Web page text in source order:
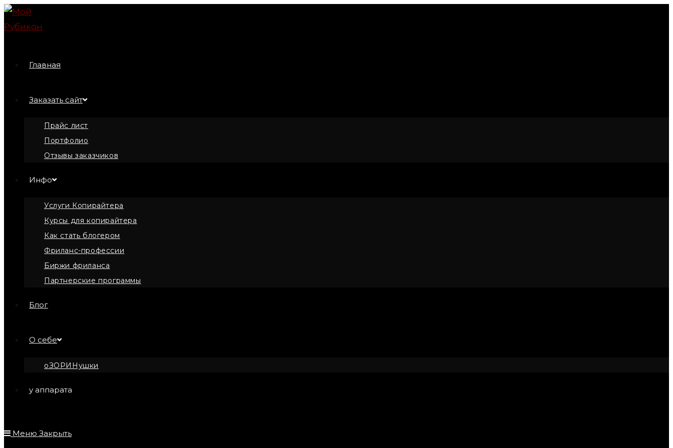
Перейти
к
Главная
Заказать сайт
Прайс лист
Портфолио
Отзывы заказчиков
Инфо
Услуги Копирайтера
Курсы для копирайтера
Как стать блогером
Фриланс-профессии
Биржи фриланса
Партнерские программы
Блог
О себе
оЗОРИНушки
у аппарата
Меню Закрыть